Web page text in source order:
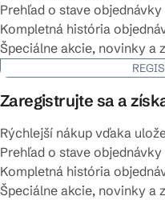
Prehľad o stave objednávky
Kompletná história
Špeciálne akcie, novinky a
Zaregistrujte sa a
Rýchlejší nákup vďaka
Prehľad o stave objednávky
Kompletná história
Špeciálne akcie, novinky a